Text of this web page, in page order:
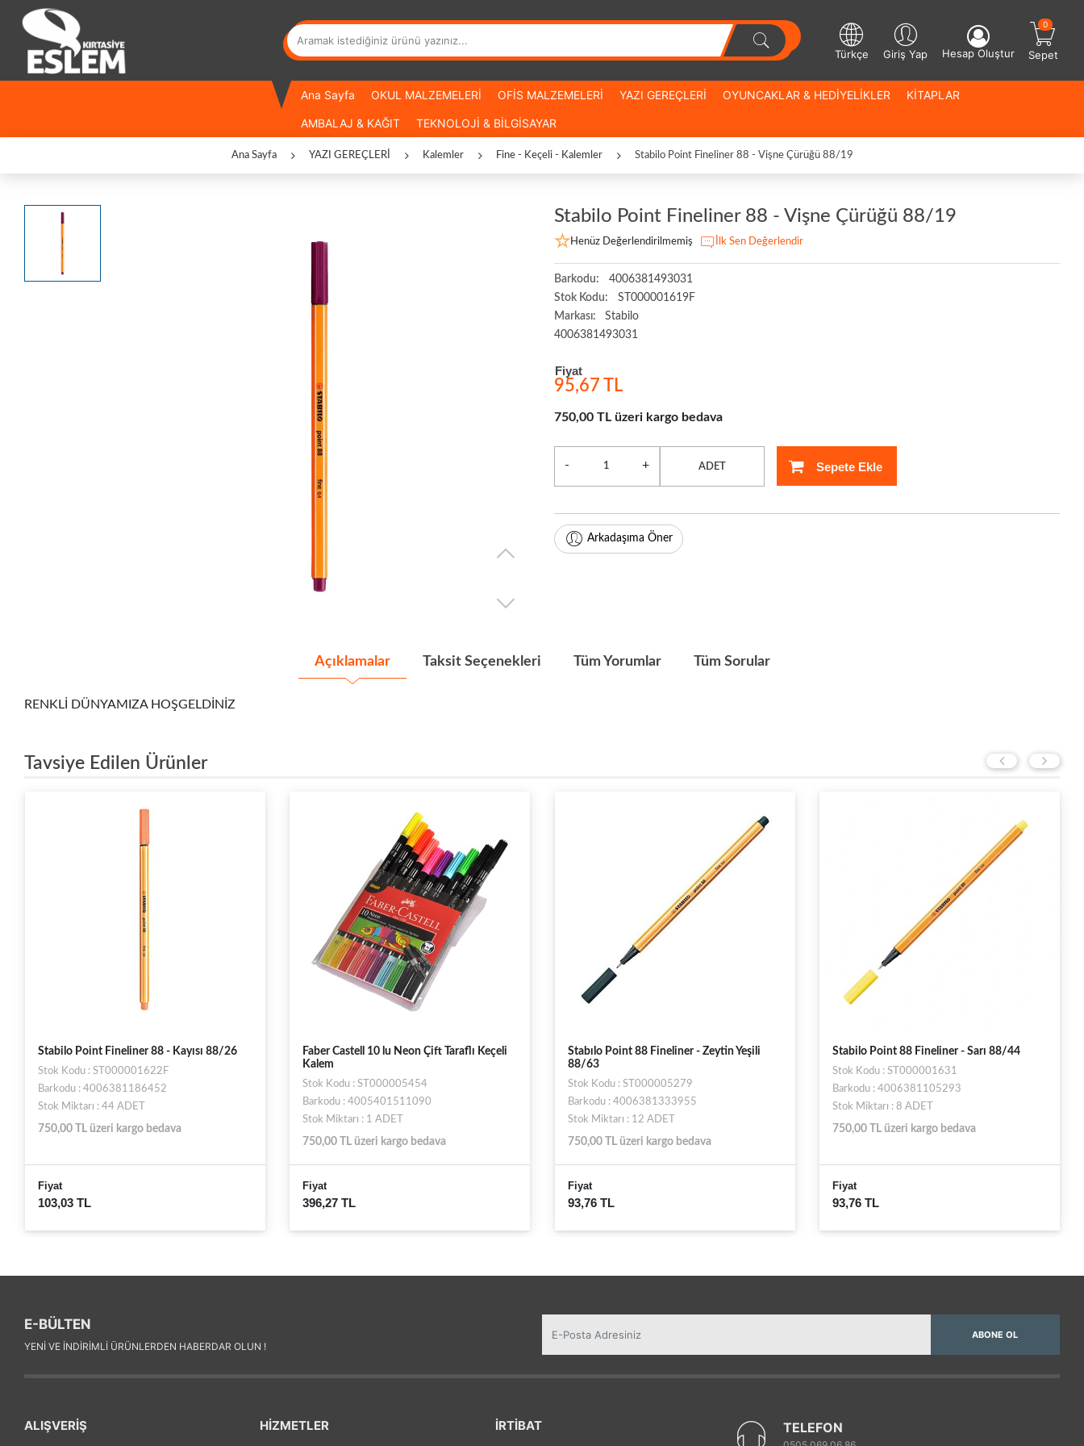
Sepet
0
Türkçe Giriş Yap Hesap Oluştur
Ana Sayfa OKUL MALZEMELERİ OFİS MALZEMELERİ YAZI GEREÇLERİ OYUNCAKLAR & HEDİYELİKLER KİTAPLAR
AMBALAJ & KAĞIT TEKNOLOJİ & BİLGİSAYAR
Ana Sayfa YAZI GEREÇLERİ Kalemler Fine - Keçeli - Kalemler Stabilo Point Fineliner 88 - Vişne Çürüğü 88/19
Stabilo Point Fineliner 88 - Vişne Çürüğü 88/19
Henüz Değerlendirilmemiş İlk Sen Değerlendir
Barkodu:
4006381493031
Stok Kodu:
ST000001619F
Markası:
Stabilo
4006381493031
Fiyat
95,67 TL
750,00 TL üzeri kargo bedava
- + ADET Sepete Ekle
Arkadaşıma Öner
Açıklamalar Taksit Seçenekleri Tüm Yorumlar Tüm Sorular
RENKLİ DÜNYAMIZA HOŞGELDİNİZ
Tavsiye Edilen Ürünler
Stabilo Point Fineliner 88 - Kayısı 88/26
Stok Kodu : ST000001622F
Barkodu : 4006381186452
Stok Miktarı : 44 ADET
750,00 TL üzeri kargo bedava
Fiyat
103,03 TL
Faber Castell 10 lu Neon Çift Taraflı Keçeli
Kalem
Stok Kodu : ST000005454
Barkodu : 4005401511090
Stok Miktarı : 1 ADET
750,00 TL üzeri kargo bedava
Fiyat
396,27 TL
Stabılo Point 88 Fineliner - Zeytin Yeşili
88/63
Stok Kodu : ST000005279
Barkodu : 4006381333955
Stok Miktarı : 12 ADET
750,00 TL üzeri kargo bedava
Fiyat
93,76 TL
Stabilo Point 88 Fineliner - Sarı 88/44
Stok Kodu : ST000001631
Barkodu : 4006381105293
Stok Miktarı : 8 ADET
750,00 TL üzeri kargo bedava
Fiyat
93,76 TL
E-BÜLTEN
YENI VE INDIRIMLI ÜRÜNLERDEN HABERDAR OLUN !
ABONE OL
ALIŞVERİŞ HİZMETLER İRTİBAT TELEFON